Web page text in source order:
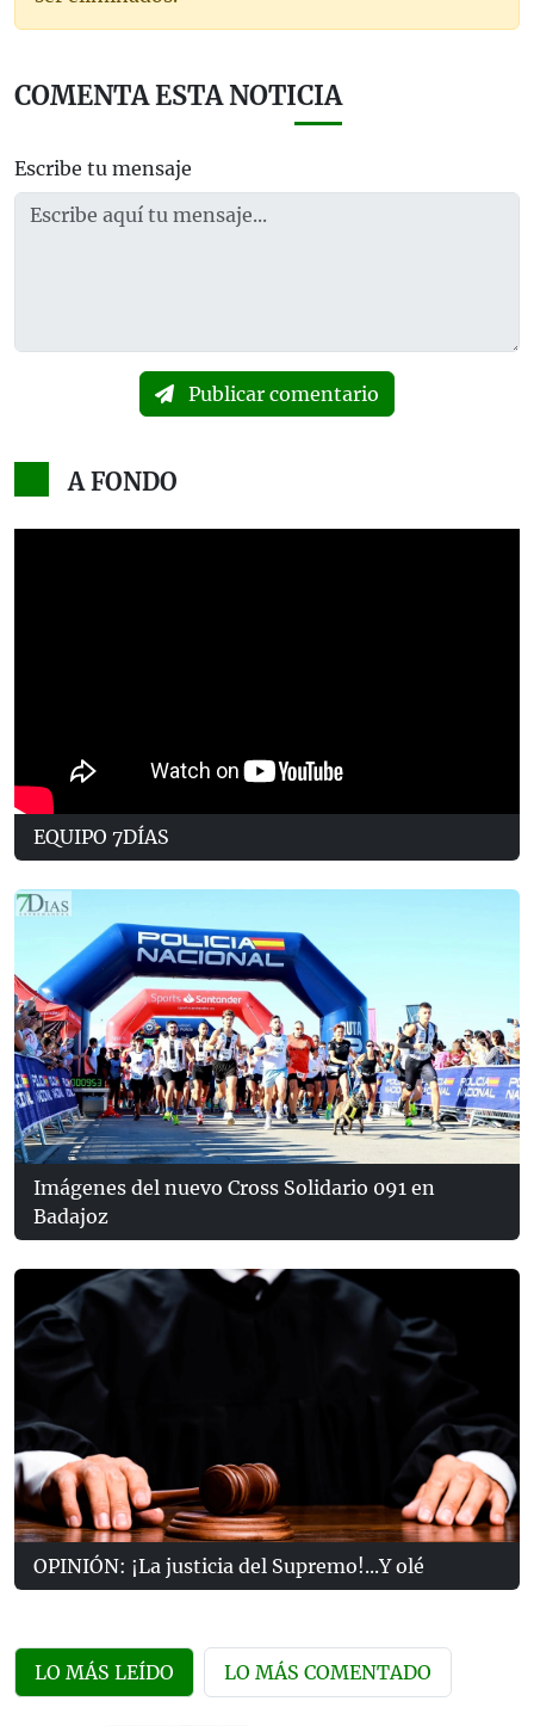
COMENTA ESTA NOTICIA
Escribe tu mensaje
Publicar comentario
A FONDO
EQUIPO 7DÍAS
Imágenes del nuevo Cross Solidario 091 en
Badajoz
OPINIÓN: ¡La justicia del Supremo!...Y olé
LO MÁS LEÍDO LO MÁS COMENTADO